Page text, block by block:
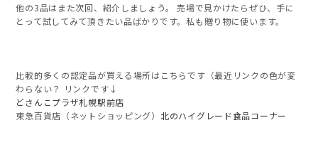
他の3品はまた次回、紹介しましょう。 売場で見かけたらぜひ、手に
とって試してみて頂きたい品ばかりです。私も贈り物に使います。
比較的多くの認定品が買える場所はこちらです（最近リンクの色が変
わらない？ リンクです↓
どさんこプラザ札幌駅前店
東急百貨店（ネットショッピング） 北のハイグレード食品コーナー